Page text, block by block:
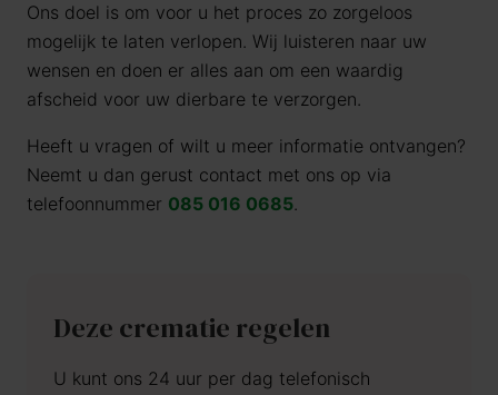
Ons doel is om voor u het proces zo zorgeloos
mogelijk te laten verlopen. Wij luisteren naar uw
wensen en doen er alles aan om een waardig
afscheid voor uw dierbare te verzorgen.
Heeft u vragen of wilt u meer informatie ontvangen?
Neemt u dan gerust contact met ons op via
telefoonnummer 085 016 0685.
Deze crematie regelen
U kunt ons 24 uur per dag telefonisch